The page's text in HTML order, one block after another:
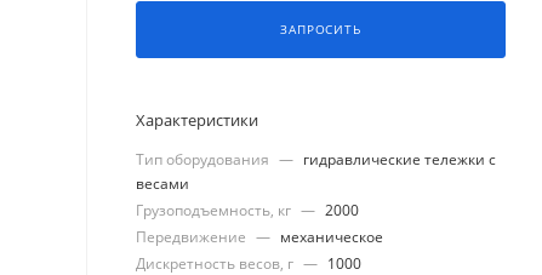
ЗАПРОСИТЬ
Характеристики
Тип оборудования — гидравлические тележки с
весами
Грузоподъемность, кг — 2000
Передвижение — механическое
Дискретность весов, г — 1000